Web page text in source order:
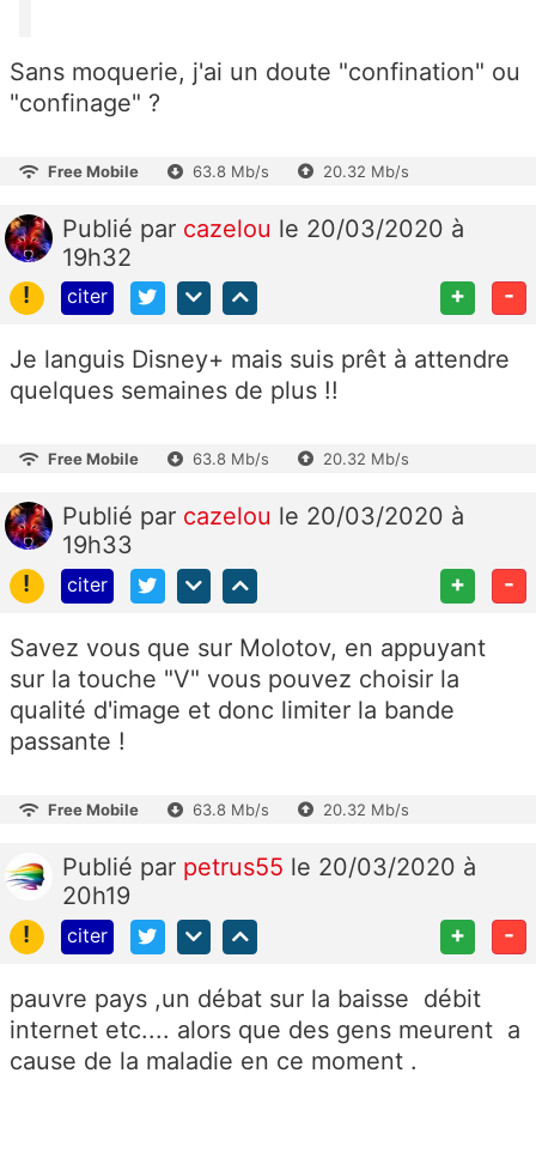
Sans moquerie, j'ai un doute "confination" ou
"confinage" ?
Free Mobile 63.8 Mb/s 20.32 Mb/s
Publié par cazelou le 20/03/2020 à
19h32
!
citer + -
Je languis Disney+ mais suis prêt à attendre
quelques semaines de plus !!
Free Mobile 63.8 Mb/s 20.32 Mb/s
Publié par cazelou le 20/03/2020 à
19h33
!
citer + -
Savez vous que sur Molotov, en appuyant
sur la touche "V" vous pouvez choisir la
qualité d'image et donc limiter la bande
passante !
Free Mobile 63.8 Mb/s 20.32 Mb/s
Publié par petrus55 le 20/03/2020 à
20h19
!
citer + -
pauvre pays ,un débat sur la baisse débit
internet etc.... alors que des gens meurent a
cause de la maladie en ce moment .